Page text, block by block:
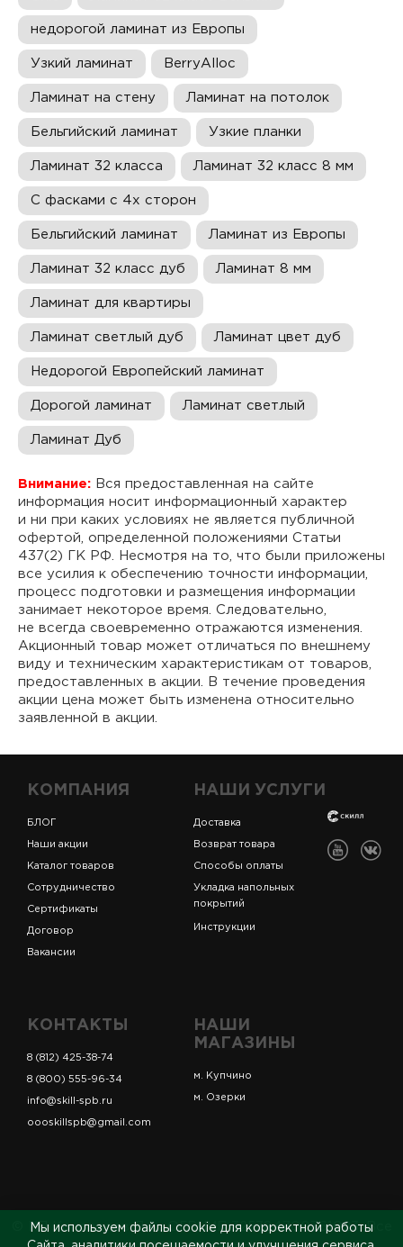
недорогой ламинат из Европы
Узкий ламинат BerryAlloc
Ламинат на стену Ламинат на потолок
Бельгийский ламинат Узкие планки
Ламинат 32 класса Ламинат 32 класс 8 мм
С фасками с 4х сторон
Бельгийский ламинат Ламинат из Европы
Ламинат 32 класс дуб Ламинат 8 мм
Ламинат для квартиры
Ламинат светлый дуб Ламинат цвет дуб
Недорогой Европейский ламинат
Дорогой ламинат Ламинат светлый
Ламинат Дуб
Внимание: Вся предоставленная на сайте
информация носит информационный характер
и ни при каких условиях не является публичной
офертой, определенной положениями Статьи
437(2) ГК РФ. Несмотря на то, что были приложены
все усилия к обеспечению точности информации,
процесс подготовки и размещения информации
занимает некоторое время. Следовательно,
не всегда своевременно отражаются изменения.
Акционный товар может отличаться по внешнему
виду и техническим характеристикам от товаров,
предоставленных в акции. В течение проведения
акции цена может быть изменена относительно
заявленной в акции.
КОМПАНИЯ
БЛОГ
Наши акции
Каталог товаров
Сотрудничество
Сертификаты
Договор
Вакансии
НАШИ УСЛУГИ
Доставка
Возврат товара
Способы оплаты
Укладка напольных
покрытий
Инструкции
КОНТАКТЫ
8 (812) 425-38-74
8 (800) 555-96-34
info@skill-spb.ru
oooskillspb@gmail.com
НАШИ
МАГАЗИНЫ
м. Купчино
м. Озерки
© ИП Коновалов Д.А., ОГРНИП 325784700361023. Все
Мы используем файлы cookie для корректной работы